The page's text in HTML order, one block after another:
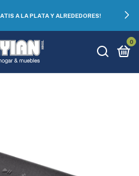
PLATA Y ALREDEDORES!
0